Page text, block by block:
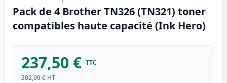
Pack de 4 Brother TN326 (TN321) toner
compatibles haute capacité (Ink Hero)
237,50 € TTC
202,99 € HT